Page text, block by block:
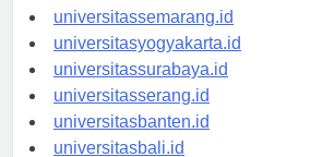
universitasbandung.id
universitassemarang.id
universitasyogyakarta.id
universitassurabaya.id
universitasserang.id
universitasbanten.id